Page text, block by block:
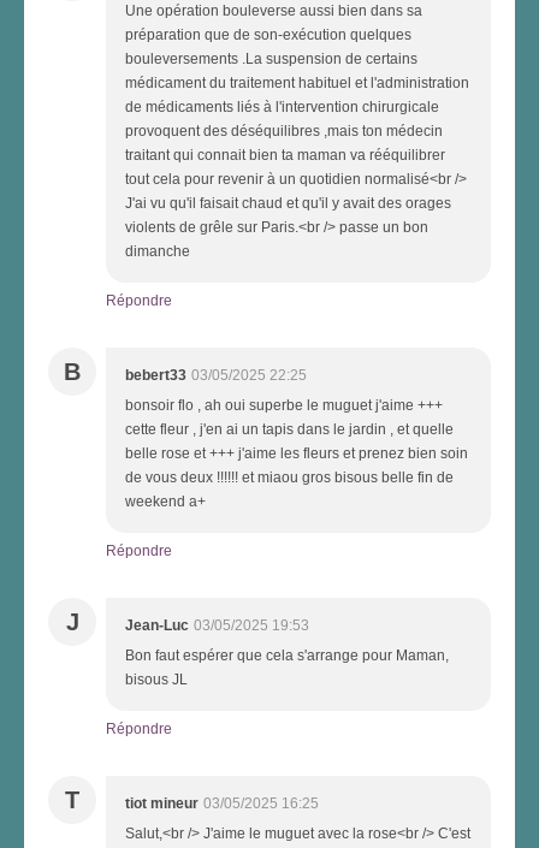
Une opération bouleverse aussi bien dans sa
préparation que de son-exécution quelques
bouleversements .La suspension de certains
médicament du traitement habituel et l'administration
de médicaments liés à l'intervention chirurgicale
provoquent des déséquilibres ,mais ton médecin
traitant qui connait bien ta maman va rééquilibrer
tout cela pour revenir à un quotidien normalisé<br />
J'ai vu qu'il faisait chaud et qu'il y avait des orages
violents de grêle sur Paris.<br /> passe un bon
dimanche
Répondre
B bebert33 03/05/2025 22:25
bonsoir flo , ah oui superbe le muguet j'aime +++
cette fleur , j'en ai un tapis dans le jardin , et quelle
belle rose et +++ j'aime les fleurs et prenez bien soin
de vous deux !!!!!! et miaou gros bisous belle fin de
weekend a+
Répondre
J Jean-Luc 03/05/2025 19:53
Bon faut espérer que cela s'arrange pour Maman,
bisous JL
Répondre
T tiot mineur 03/05/2025 16:25
Salut,<br /> J'aime le muguet avec la rose<br /> C'est